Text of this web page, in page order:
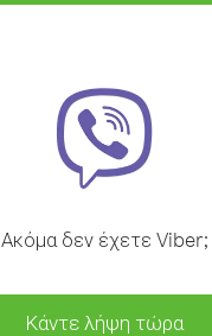
Ακόμα δεν έχετε Viber;
Κάντε λήψη τώρα